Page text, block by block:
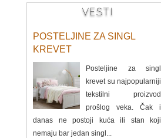
VESTI
POSTELJINE ZA SINGL
KREVET
Posteljine za singl
krevet su najpopularniji
tekstilni proizvod
prošlog veka. Čak i
danas ne postoji kuća ili stan koji
nemaju bar jedan singl...